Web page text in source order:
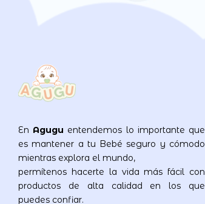
En Agugu entendemos lo importante que
es mantener a tu Bebé seguro y cómodo
mientras explora el mundo,
permítenos hacerte la vida más fácil con
productos de alta calidad en los que
puedes confiar.